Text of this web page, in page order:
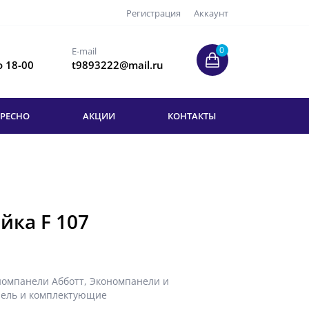
Регистрация Аккаунт
18-00
E-mail
t9893222@mail.ru
0
АКЦИИ КОНТАКТЫ
F 107
Абботт, Экономпанели и
и комплектующие